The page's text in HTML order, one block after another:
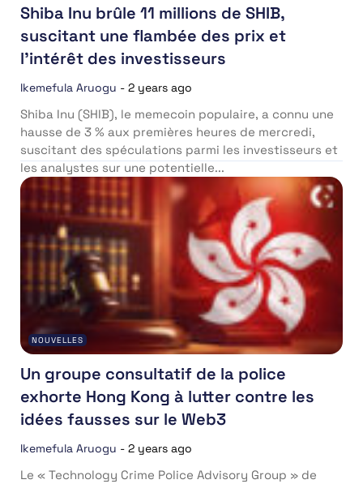
Shiba Inu brûle 11 millions de SHIB,
suscitant une flambée des prix et
l’intérêt des investisseurs
Ikemefula Aruogu - 2 years ago
Shiba Inu (SHIB), le memecoin populaire, a connu une
hausse de 3 % aux premières heures de mercredi,
suscitant des spéculations parmi les investisseurs et
les analystes sur une potentielle...
NOUVELLES
Un groupe consultatif de la police
exhorte Hong Kong à lutter contre les
idées fausses sur le Web3
Ikemefula Aruogu - 2 years ago
Le « Technology Crime Police Advisory Group » de